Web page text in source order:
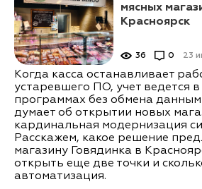
мясных
Красноярск
23
36 0
Когда касса останавливает
устаревшего ПО, учет ведется
программах без обмена
думает об открытии новых
кардинальная модернизация
Расскажем, какое решение
магазину Говядинка в
открыть еще две точки и
автоматизация.